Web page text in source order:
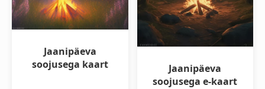
Jaanipäeva
soojusega kaart
Jaanipäeva
soojusega e-kaart